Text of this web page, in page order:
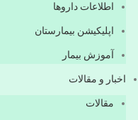
اطلاعات دارو‌ها
اپليكيشن بيمارستان
آموزش بیمار
اخبار و مقالات
مقالات